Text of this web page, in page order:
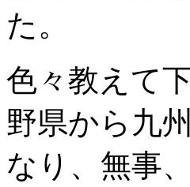
た。
色々教えて
野県から九
なり、無事